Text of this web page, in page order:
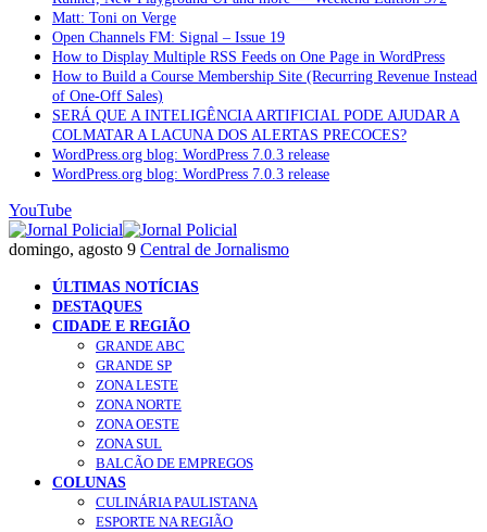
Matt: Toni on Verge
Open Channels FM: Signal – Issue 19
How to Display Multiple RSS Feeds on One Page in WordPress
How to Build a Course Membership Site (Recurring Revenue Instead
of One-Off Sales)
SERÁ QUE A INTELIGÊNCIA ARTIFICIAL PODE AJUDAR A
COLMATAR A LACUNA DOS ALERTAS PRECOCES?
WordPress.org blog: WordPress 7.0.3 release
WordPress.org blog: WordPress 7.0.3 release
YouTube
domingo, agosto 9 Central de Jornalismo
ÚLTIMAS NOTÍCIAS
DESTAQUES
CIDADE E REGIÃO
GRANDE ABC
GRANDE SP
ZONA LESTE
ZONA NORTE
ZONA OESTE
ZONA SUL
BALCÃO DE EMPREGOS
COLUNAS
CULINÁRIA PAULISTANA
ESPORTE NA REGIÃO